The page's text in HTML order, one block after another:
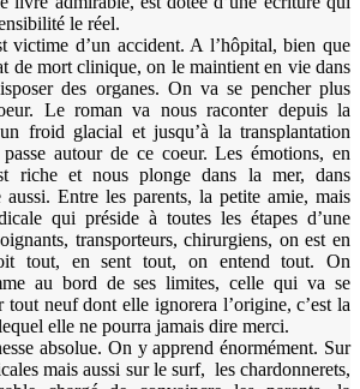
le réel.
victime d’un accident. A l’hôpital, bien que
de mort clinique, on le maintient en vie dans
des organes. On va se pencher plus
Le roman va nous raconter depuis la
froid glacial et jusqu’à la transplantation
autour de ce coeur. Les émotions, en
riche et nous plonge dans la mer, dans
aussi. Entre les parents, la petite amie, mais
qui préside à toutes les étapes d’une
transporteurs, chirurgiens, on est en
tout, en sent tout, on entend tout. On
au bord de ses limites, celle qui va se
tout neuf dont elle ignorera l’origine, c’est la
elle ne pourra jamais dire merci.
absolue. On y apprend énormément. Sur
mais aussi sur le surf, les chardonnerets,